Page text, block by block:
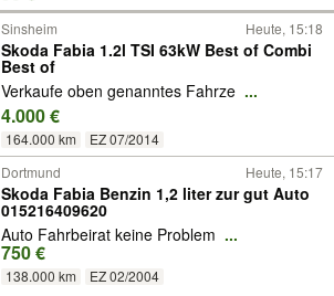
Sinsheim Heute, 15:18
Skoda Fabia 1.2l TSI 63kW Best of Combi
Best of
Verkaufe oben genanntes Fahrze ...
4.000 €
164.000 km EZ 07/2014
Dortmund Heute, 15:17
Skoda Fabia Benzin 1,2 liter zur gut Auto
015216409620
Auto Fahrbeirat keine Problem ...
750 €
138.000 km EZ 02/2004